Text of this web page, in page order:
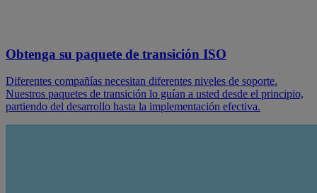
Obtenga su paquete de transición ISO
Diferentes compañías necesitan diferentes niveles de soporte.
Nuestros paquetes de transición lo guían a usted desde el principio,
partiendo del desarrollo hasta la implementación efectiva.